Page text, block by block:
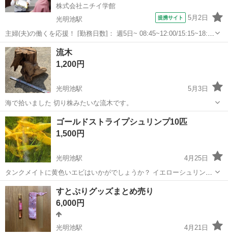
株式会社ニチイ学館
光明池駅
提携サイト 5月2日
主婦(夫)の働くを応援！ [勤務日数]： 週5日~ 08:45~12:00/15:15~18:30
月/火/水/木/金/土 などから選べます [勤務地・最寄駅]： 大阪府和泉市
伏屋町2-13-14 なかお眼科 光明池駅 ...
大阪 和泉市 光明池駅
流木
1,200円
光明池駅
5月3日
海で拾いました 切り株みたいな流木です。
大阪 堺市 光明池駅 その他
ゴールドストライプシュリンプ10匹
1,500円
光明池駅
4月25日
タンクメイトに黄色いエビはいかがでしょうか？ イエローシュリンプ
の背中に 美しいラインが入るタイプですが 小さいうちやオスのエビに
は 入りずらいです。 保護色の関係だと思いますが 明るい容器などで
飼育すると 色が薄くなる場合...
大阪 和泉市 光明池駅 その他 エビ
すとぷりグッズまとめ売り
6,000円
光明池駅
4月21日